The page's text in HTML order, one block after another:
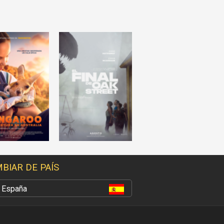
DE PAÍS
España